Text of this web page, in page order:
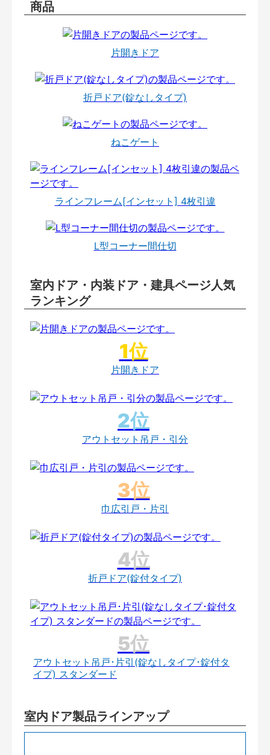
商品
片開きドア
折戸ドア(錠なしタイプ)
ねこゲート
ラインフレーム[インセット] 4枚引違
L型コーナー間仕切
室内ドア・内装ドア・建具ページ人気
ランキング
片開きドア
アウトセット吊戸・引分
巾広引戸・片引
折戸ドア(錠付タイプ)
アウトセット吊戸･片引(錠なしタイプ･錠付タ
イプ) スタンダード
室内ドア製品ラインアップ